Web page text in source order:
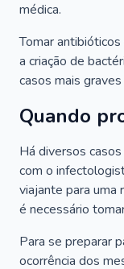
médica.
Tomar
a criação de
casos mais
Quando
Há diversos
com o
viajante para uma
é necessário
Para se preparar
ocorrência dos